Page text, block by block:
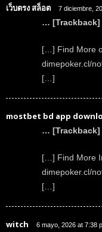
เว็บตรง สล็อต 7 diciembre,
… [Trackback]
[…] Find More
dimepoker.cl/
[…]
mostbet bd app
… [Trackback]
[…] Find More
dimepoker.cl/
[…]
witch 6 mayo, 2026 at 7:38